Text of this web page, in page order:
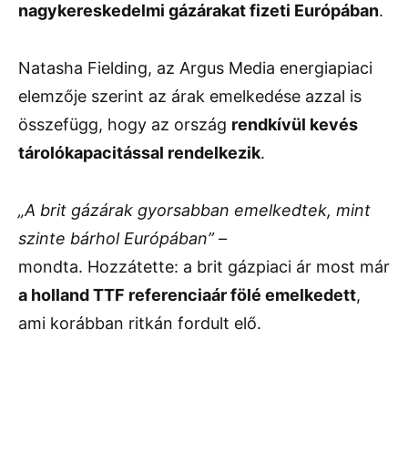
nagykereskedelmi gázárakat fizeti Európában.
Natasha Fielding, az Argus Media energiapiaci
elemzője szerint az árak emelkedése azzal is
összefügg, hogy az ország rendkívül kevés
tárolókapacitással rendelkezik.
„A brit gázárak gyorsabban emelkedtek, mint
szinte bárhol Európában”–
mondta. Hozzátette: a brit gázpiaci ár most már
a holland TTF referenciaár fölé emelkedett,
ami korábban ritkán fordult elő.